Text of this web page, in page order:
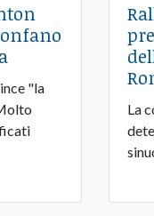
"la
La